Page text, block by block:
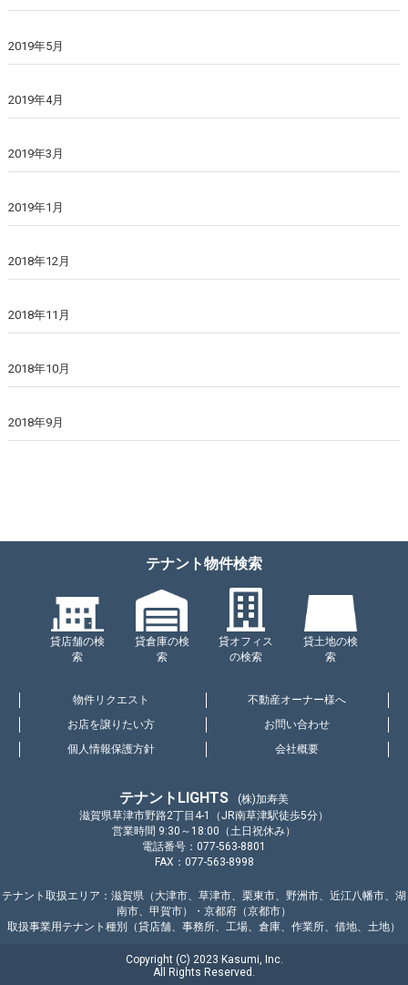
2019年5月
2019年4月
2019年3月
2019年1月
2018年12月
2018年11月
2018年10月
2018年9月
テナント物件検索
貸店舗の検
索
貸倉庫の検
索
貸オフィス
の検索
貸土地の検
索
物件リクエスト
不動産オーナー様へ
お店を譲りたい方
お問い合わせ
個人情報保護方針
会社概要
テナントLIGHTS
(株)加寿美
滋賀県草津市野路2丁目4-1（JR南草津駅徒歩5分）
営業時間 9:30～18:00（土日祝休み）
電話番号：077-563-8801
FAX：077-563-8998
テナント取扱エリア：滋賀県（大津市、草津市、栗東市、野洲市、近江八幡市、湖
南市、甲賀市）・京都府（京都市）
取扱事業用テナント種別（貸店舗、事務所、工場、倉庫、作業所、借地、土地）
Copyright (C) 2023 Kasumi, Inc.
All Rights Reserved.